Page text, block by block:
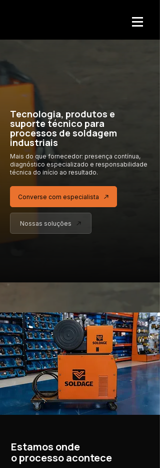
Tecnologia, produtos e
suporte técnico para
processos de soldagem
industriais
Mais do que fornecedor: presença contínua,
diagnóstico especializado e responsabilidade
técnica do início ao resultado.
Converse com especialista
Nossas soluções
Estamos onde
o processo acontece